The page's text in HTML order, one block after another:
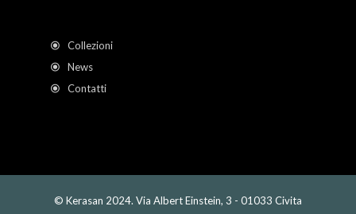
Collezioni
News
Contatti
© Kerasan 2024. Via Albert Einstein, 3 - 01033 Civita